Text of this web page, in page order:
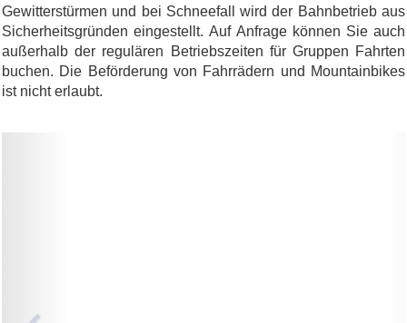
Gewitterstürmen und bei Schneefall wird der Bahnbetrieb aus
Sicherheitsgründen eingestellt. Auf Anfrage können Sie auch
außerhalb der regulären Betriebszeiten für Gruppen Fahrten
buchen. Die Beförderung von Fahrrädern und Mountainbikes
ist nicht erlaubt.